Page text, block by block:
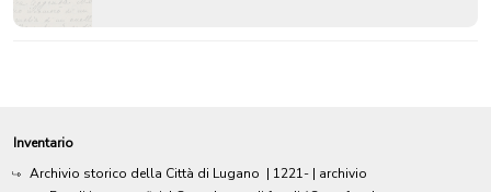
Inventario
Archivio storico della Città di Lugano | 1221- | archivio